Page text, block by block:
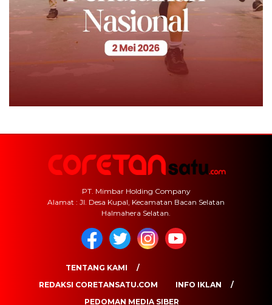
PT. Mimbar Holding Company
Alamat : Jl. Desa Kupal, Kecamatan Bacan Selatan
Halmahera Selatan.
TENTANG KAMI
REDAKSI CORETANSATU.COM
INFO IKLAN
PEDOMAN MEDIA SIBER